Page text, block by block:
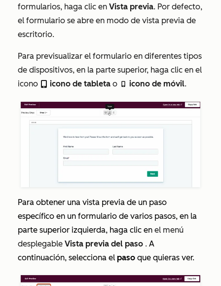
formularios, haga clic en Vista previa. Por defecto,
el formulario se abre en modo de vista previa de
escritorio.
Para previsualizar el formulario en diferentes tipos
de dispositivos, en la parte superior, haga clic en el
icono tablet icono de tableta o mobile icono de móvil.
Para obtener una vista previa de un paso
específico en un formulario de varios pasos, en la
parte superior izquierda, haga clic en el menú
desplegable Vista previa del paso . A
continuación, selecciona el paso que quieras ver.